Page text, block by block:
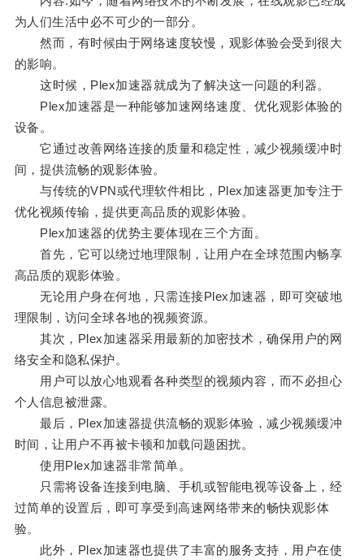
为人们生活中必不可少的一部分。
然而，有时候由于网络速度较慢，观影体验会受到很大
的影响。
这时候，Plex加速器就成为了解决这一问题的利器。
Plex加速器是一种能够加速网络速度、优化观影体验的
设备。
它通过改善网络连接的质量和稳定性，减少视频缓冲时
间，提供流畅的观影体验。
与传统的VPN或代理软件相比，Plex加速器更加专注于
优化视频传输，提供更高品质的观影体验。
Plex加速器的优势主要体现在三个方面。
首先，它可以绕过地理限制，让用户在全球范围内畅享
高品质的观影体验。
无论用户身在何地，只需连接Plex加速器，即可突破地
理限制，访问全球各地的视频资源。
其次，Plex加速器采用最新的加密技术，确保用户的网
络安全和隐私保护。
用户可以放心地观看各种类型的视频内容，而不必担心
个人信息被泄露。
最后，Plex加速器提供流畅的观影体验，减少视频缓冲
时间，让用户不再被卡顿和加载问题困扰。
使用Plex加速器非常简单。
只需将设备连接到电脑、手机或智能电视等设备上，经
过简单的设置后，即可享受到高速网络带来的畅快观影体
验。
此外，Plex加速器也提供了丰富的服务支持，用户在使